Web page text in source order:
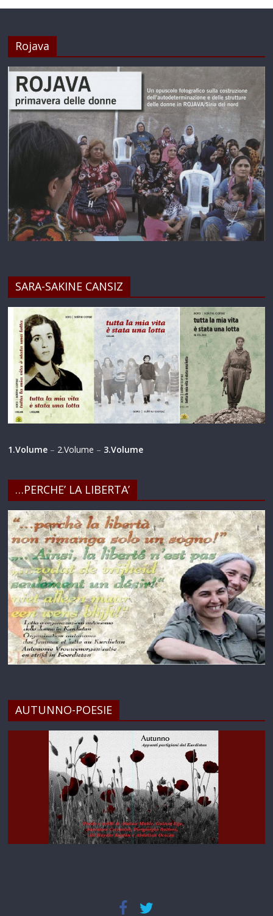
Rojava
SARA-SAKINE CANSIZ
1.Volume – 2.Volume – 3.Volume
…PERCHE’ LA LIBERTA’
AUTUNNO-POESIE